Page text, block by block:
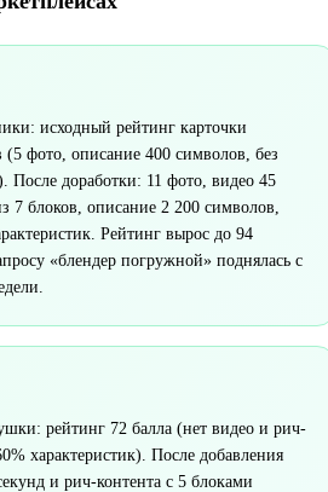
исходный рейтинг карточки
фото, описание 400 символов, без
После доработки: 11 фото, видео 45
7 блоков, описание 2 200 символов,
Рейтинг вырос до 94
«блендер погружной» поднялась с
рейтинг 72 балла (нет видео и рич-
характеристик). После добавления
и рич-контента с 5 блоками